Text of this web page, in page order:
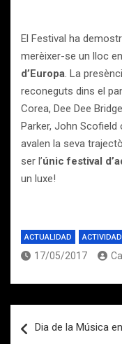
El Festival ha
merèixer-se un lloc
d’Europa. La
reconeguts dins el
Corea, Dee Dee
Parker, John
avalen la seva
ser l’únic festival
un luxe!
ACTUALIDAD
17/05/2017
de
Dia de la Música